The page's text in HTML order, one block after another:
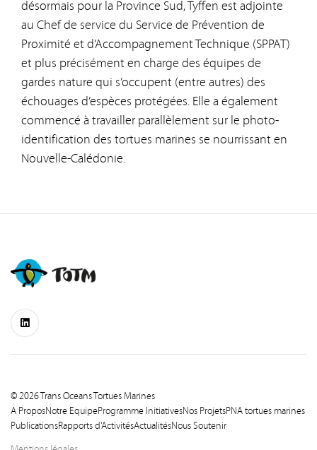
désormais pour la Province Sud, Tyffen est adjointe
au Chef de service du Service de Prévention de
Proximité et d’Accompagnement Technique (SPPAT)
et plus précisément en charge des équipes de
gardes nature qui s’occupent (entre autres) des
échouages d’espèces protégées. Elle a également
commencé à travailler parallèlement sur le photo-
identification des tortues marines se nourrissant en
Nouvelle-Calédonie.
A ProposNotre EquipeProgramme InitiativesNos ProjetsPNA tortues marines
PublicationsRapports d'ActivitésActualitésNous Soutenir
© 2026 Trans Oceans Tortues Marines